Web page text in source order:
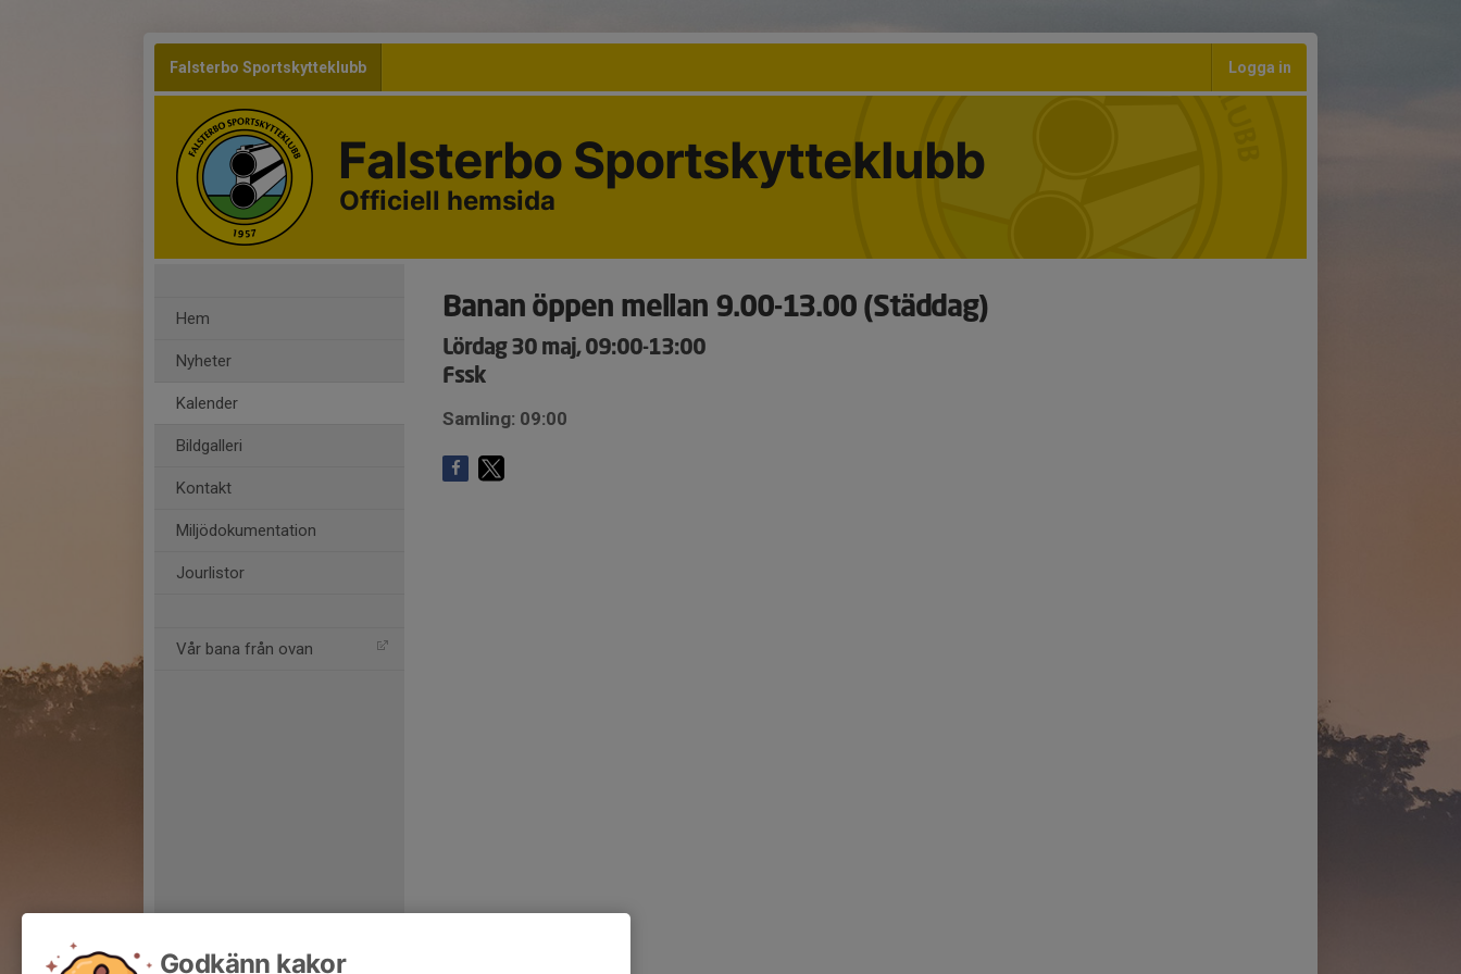
Falsterbo Sportskytteklubb Logga in
Falsterbo Sportskytteklubb
Officiell hemsida
Hem
Nyheter
Kalender
Bildgalleri
Kontakt
Miljödokumentation
Jourlistor
Vår bana från ovan
Banan öppen mellan 9.00-13.00 (Städdag)
Lördag 30 maj, 09:00-13:00
Fssk
Samling: 09:00
Godkänn kakor